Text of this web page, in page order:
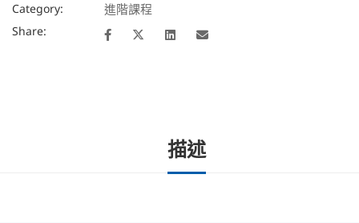
Category: 進階課程
Share:
描述